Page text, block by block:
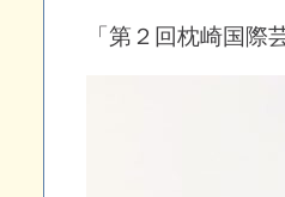
「第２回枕崎国際